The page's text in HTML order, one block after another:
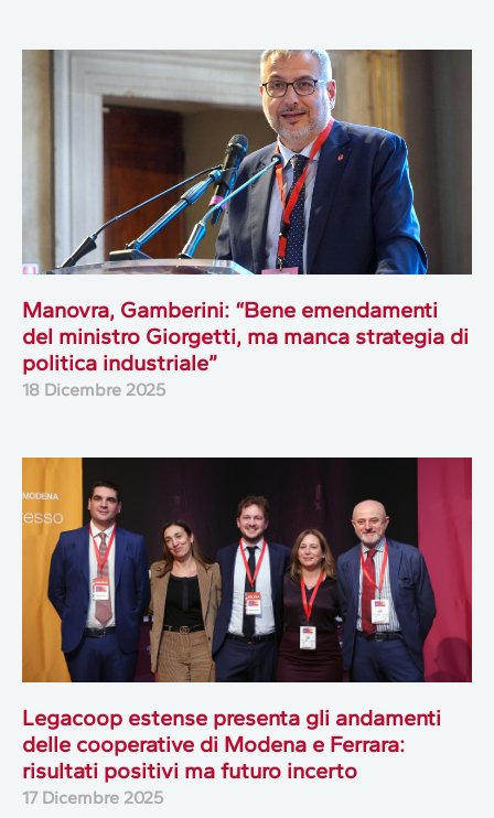
Manovra, Gamberini: “Bene emendamenti
del ministro Giorgetti, ma manca strategia di
politica industriale”
18 Dicembre 2025
Legacoop estense presenta gli andamenti
delle cooperative di Modena e Ferrara:
risultati positivi ma futuro incerto
17 Dicembre 2025